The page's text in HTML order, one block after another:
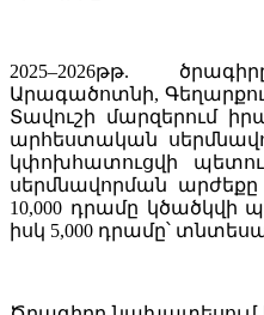
2025–2026թթ.
Արագածոտնի,
Տավուշի մարզերում
արհեստական
կփոխհատուցվի
սերմնավորման արժեքը
10,000 դրամը կծածկվի
իսկ 5,000 դրամը՝